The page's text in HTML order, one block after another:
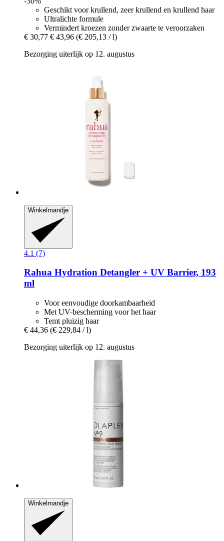
Geschikt voor krullend, zeer krullend en krullend haar
Ultralichte formule
Vermindert kroezen zonder zwaarte te veroorzaken
€ 30,77 € 43,96 (€ 205,13 / l)
Bezorging uiterlijk op 12. augustus
Winkelmandje
4.1 (7)
Rahua Hydration Detangler + UV Barrier, 193
ml
Voor eenvoudige doorkambaarheid
Met UV-bescherming voor het haar
Temt pluizig haar
€ 44,36 (€ 229,84 / l)
Bezorging uiterlijk op 12. augustus
Winkelmandje